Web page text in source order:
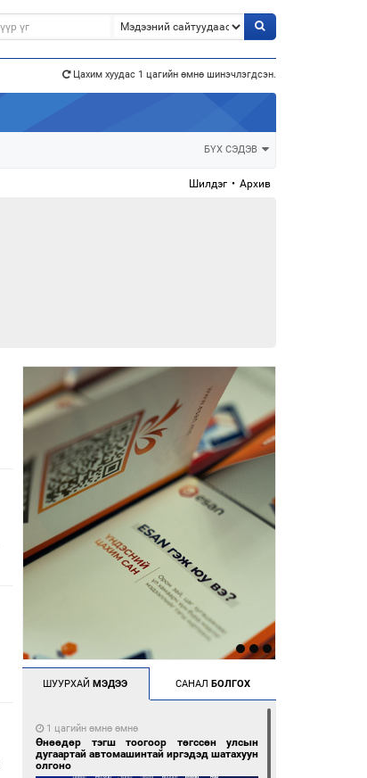
Цахим хуудас 1 цагийн өмнө шинэчлэгдсэн.
БҮХ СЭДЭВ
Шилдэг • Архив
ШУУРХАЙМЭДЭЭ САНАЛБОЛГОХ
1 цагийн өмнө өмнө
Өнөөдөр тэгш тоогоор төгссөн улсын
дугаартай автомашинтай иргэдэд шатахуун
олгоно